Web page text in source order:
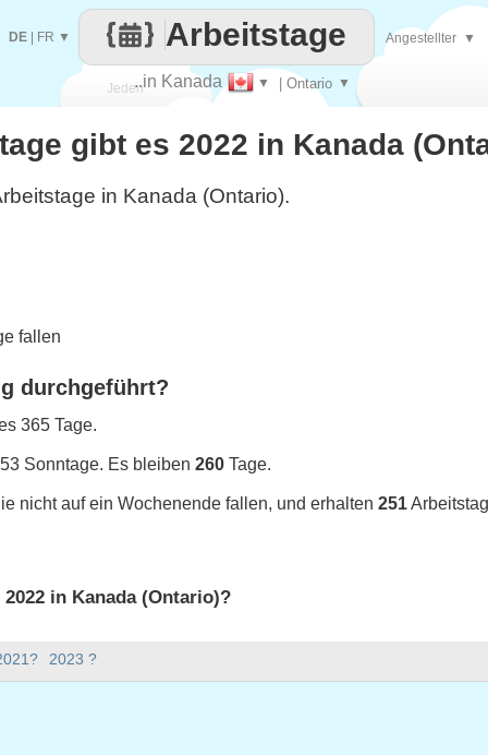
Jeden
Tag
..in Kanada ▼ | Ontario ▼
Arbeitstage
DE FR ▼ Angestellter ▼
2023 ?
gibt es 2022 in Kanada
in Kanada (Ontario).
fallen
durchgeführt?
365 Tage.
Sonntage. Es bleiben 260 Tage.
nicht auf ein Wochenende fallen, und erhalten 251
in Kanada (Ontario)?